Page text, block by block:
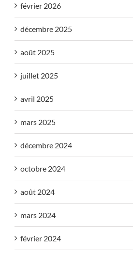
février 2026
décembre 2025
août 2025
juillet 2025
avril 2025
mars 2025
décembre 2024
octobre 2024
août 2024
mars 2024
février 2024